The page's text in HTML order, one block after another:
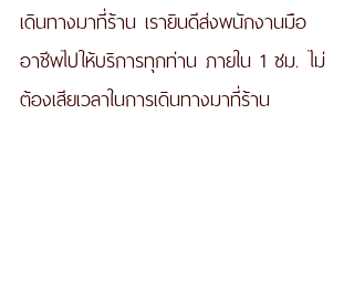
เดินทางมาที่ร้าน เรายินดีส่งพนักงานมือ
อาชีพไปให้บริการทุกท่าน ภายใน 1 ชม.​ ไม่
ต้องเสียเวลาในการเดินทางมาที่ร้าน